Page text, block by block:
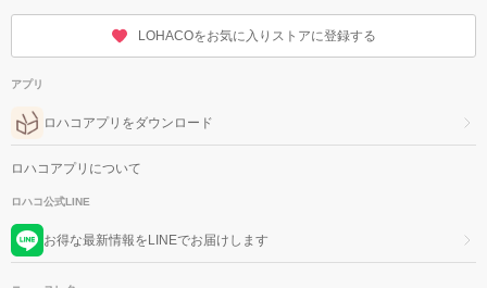
LOHACOをお気に入りストアに登録する
アプリ
ロハコアプリをダウンロード
ロハコアプリについて
ロハコ公式LINE
お得な最新情報をLINEでお届けします